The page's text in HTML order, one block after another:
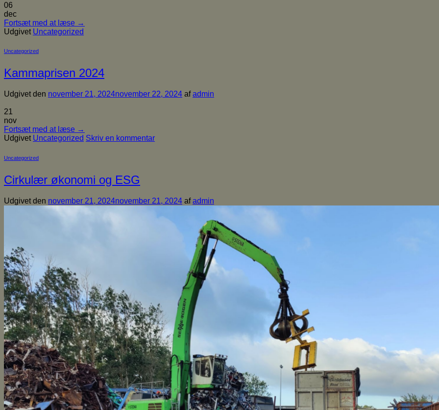
06
dec
Fortsæt med at læse →
Udgivet Uncategorized
Uncategorized
Kammaprisen 2024
Udgivet den november 21, 2024november 22, 2024 afadmin
21
nov
Fortsæt med at læse →
Udgivet Uncategorized Skriv en kommentar
Uncategorized
Cirkulær økonomi og ESG
Udgivet den november 21, 2024november 21, 2024 afadmin